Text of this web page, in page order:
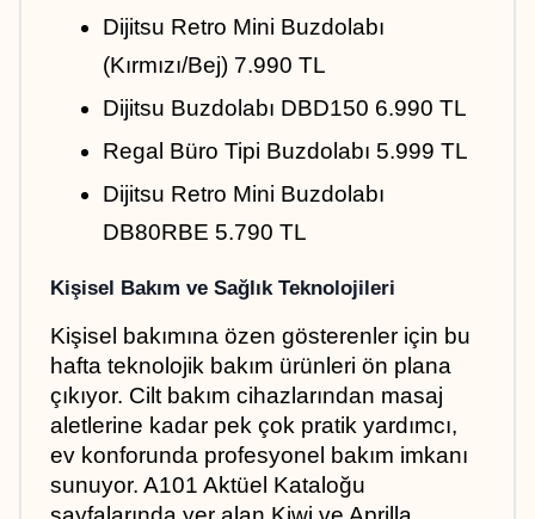
Dijitsu Retro Mini Buzdolabı
(Kırmızı/Bej) 7.990 TL
Dijitsu Buzdolabı DBD150 6.990 TL
Regal Büro Tipi Buzdolabı 5.999 TL
Dijitsu Retro Mini Buzdolabı
DB80RBE 5.790 TL
Kişisel Bakım ve Sağlık Teknolojileri
Kişisel bakımına özen gösterenler için bu
hafta teknolojik bakım ürünleri ön plana
çıkıyor. Cilt bakım cihazlarından masaj
aletlerine kadar pek çok pratik yardımcı,
ev konforunda profesyonel bakım imkanı
sunuyor. A101 Aktüel Kataloğu